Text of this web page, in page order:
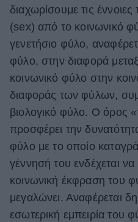
Women's Forum
Hautes Grecians
Γάμος
Market News
διαχωρίσουμε τις
(sex) από το κοινωνικό
γενετήσιο φύλο,
φύλο, στην διαφορά
κοινωνικό φύλο στην
διαφοράς των φύλων,
βιολογικό φύλο. Ο όρος
προσφέρει την
φύλο με το οποίο
γέννησή του ενδέχεται να
κοινωνική έκφραση του
μεγαλώνει. Αναφέρεται
εσωτερική εμπειρία του